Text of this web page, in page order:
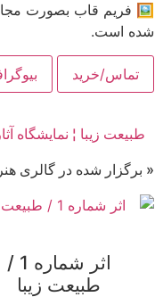
🖼 فریم قاب بصورت
شده است.
تماس/خرید
طبیعت زیبا ¦ نمایشگاه
« برگزار شده در گالری
اثر شماره 1 /
طبیعت زیبا